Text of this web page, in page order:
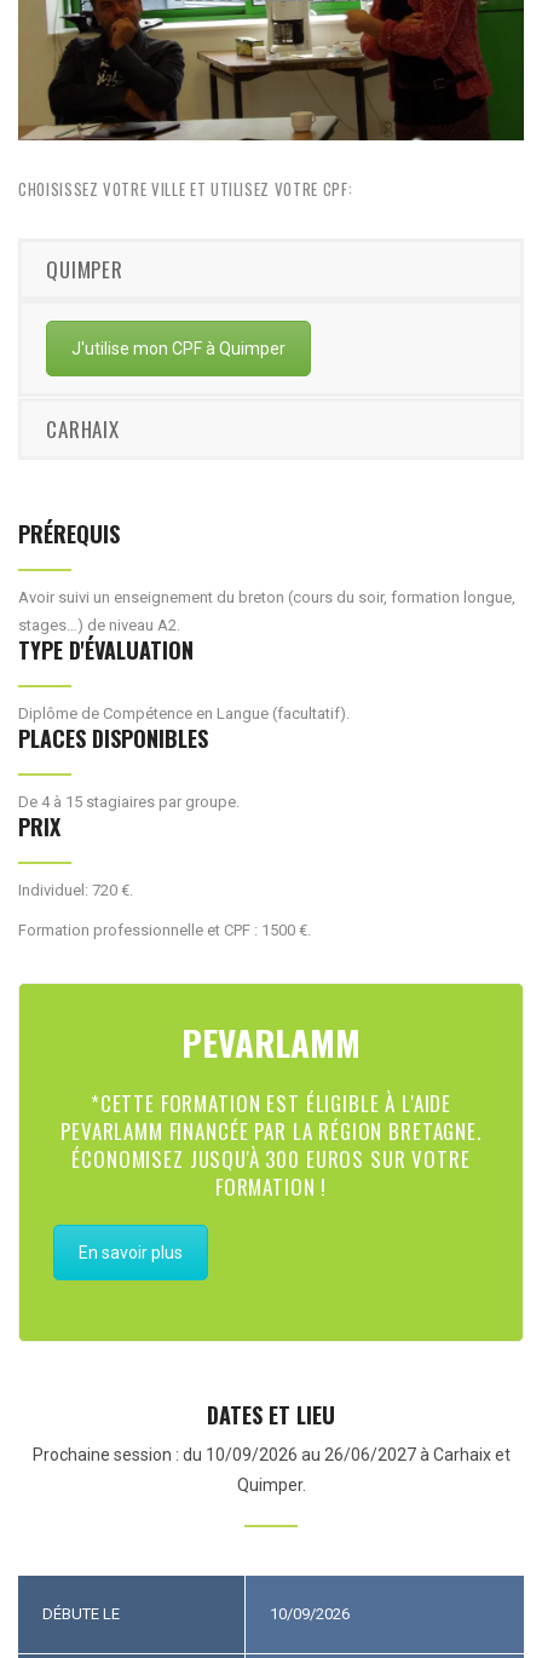
Mise en situation
Organisation de débats
CHOISISSEZ VOTRE VILLE ET UTILISEZ VOTRE CPF:
QUIMPER
J'utilise mon CPF à Quimper
CARHAIX
PRÉREQUIS
Avoir suivi un enseignement du breton (cours du soir, formation longue,
stages…) de niveau A2.
TYPE D'ÉVALUATION
Diplôme de Compétence en Langue (facultatif).
PLACES DISPONIBLES
De 4 à 15 stagiaires par groupe.
PRIX
Individuel: 720 €.
Formation professionnelle et CPF : 1500 €.
PEVARLAMM
*CETTE FORMATION EST ÉLIGIBLE À L'AIDE
PEVARLAMM FINANCÉE PAR LA RÉGION BRETAGNE.
ÉCONOMISEZ JUSQU'À 300 EUROS SUR VOTRE
FORMATION !
En savoir plus
DATES ET LIEU
Prochaine session : du 10/09/2026 au 26/06/2027 à Carhaix et
Quimper.
DÉBUTE LE 10/09/2026